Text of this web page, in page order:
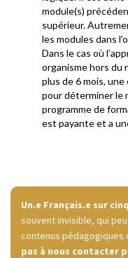
module(s)
supérieur.
les modules dans
Dans le cas où
organisme hors du
plus de 6 mois,
pour déterminer le
programme de
est payante et a
Un.e Français.e sur
souvent invisible, qui
contenus pédagogiques
pas à nous contacter